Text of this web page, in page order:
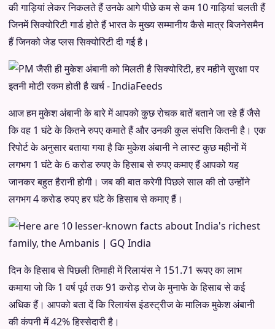
की गाड़ियां लेकर निकलते हैं उनके आगे पीछे कम से कम 10 गाड़ियां चलती हैं
जिनमें सिक्योरिटी गार्ड होते हैं भारत के मुख्य सम्मानीय कैसे मात्र बिजनेसमैन
हैं जिनको जेड प्लस सिक्योरिटी दी गई है।
आज हम मुकेश अंबानी के बारे में आपको कुछ रोचक बातें बताने जा रहे हैं जैसे
कि वह 1 घंटे के कितने रुपए कमाते हैं और उनकी कुल संपत्ति कितनी है। एक
रिपोर्ट के अनुसार बताया गया है कि मुकेश अंबानी ने लास्ट कुछ महीनों में
लगभग 1 घंटे के 6 करोड रुपए के हिसाब से रुपए कमाए हैं आपको यह
जानकर बहुत हैरानी होगी। जब की बात करेगी पिछले साल की तो उन्होंने
लगभग 4 करोड रुपए हर घंटे के हिसाब से कमाए हैं।
दिन के हिसाब से पिछली तिमाही में रिलायंस ने 151.71 रूपए का लाभ
कमाया जो कि 1 वर्ष पूर्व तक 91 करोड़ रोज के मुनाफे के हिसाब से कई
अधिक हैं। आपको बता दें कि रिलायंस इंडस्ट्रीज के मालिक मुकेश अंबानी
की कंपनी में 42% हिस्सेदारी है।